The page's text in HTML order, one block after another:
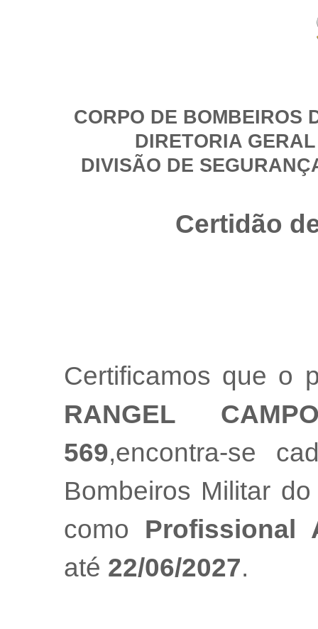
CORPO DE BOMBEIROS
DIRETORIA
DIVISÃO DE
Certidão
Certificamos que o
RANGEL
569,encontra-se
Bombeiros Militar
como Profissional
até 22/06/2027.